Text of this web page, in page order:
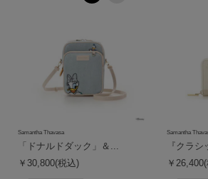
Samantha Thavasa
「ドナルドダック」＆...
￥30,800(税込)
Samantha
『クラ
￥